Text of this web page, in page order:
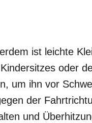
ist leichte
oder
um ihn vor
der
und